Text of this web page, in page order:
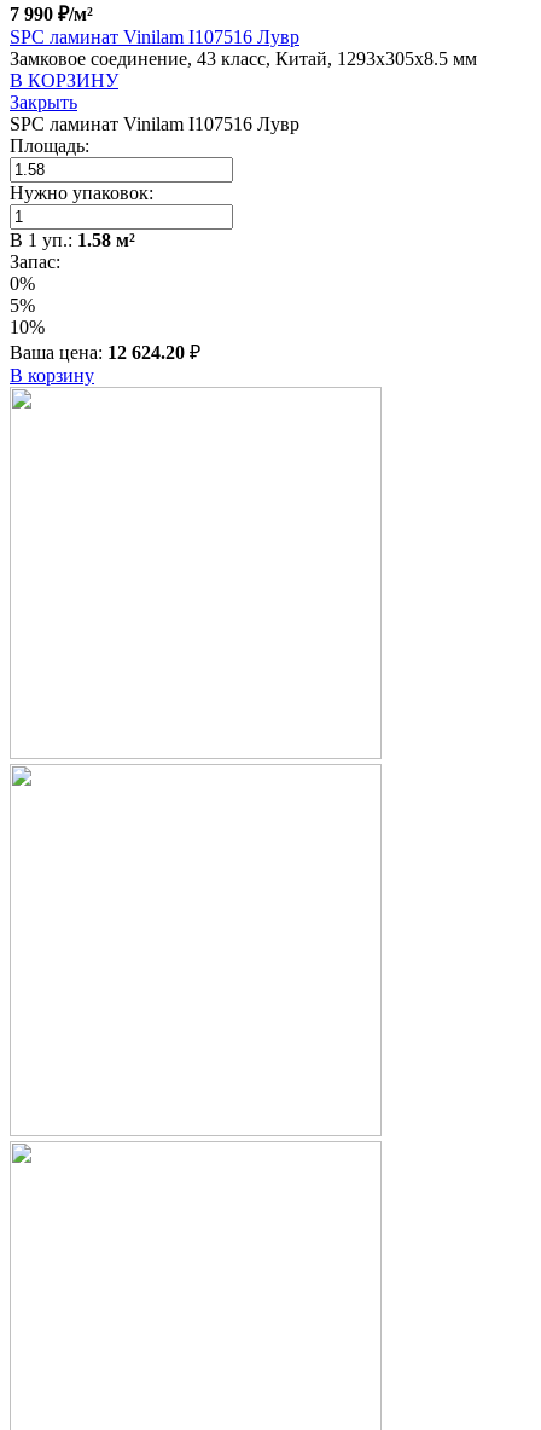
7 990 ₽/м²
SPC ламинат Vinilam I107516 Лувр
Замковое соединение, 43 класс, Китай, 1293x305x8.5 мм
В КОРЗИНУ
Закрыть
SPC ламинат Vinilam I107516 Лувр
Площадь:
Нужно упаковок:
В 1 уп.: 1.58 м²
Запас:
0%
5%
10%
Ваша цена: 12 624.20 ₽
В корзину